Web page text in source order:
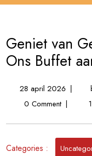
Geniet van
Ons Buffet
28 april 202628
april
2026
|
0 Comment |
Categories :